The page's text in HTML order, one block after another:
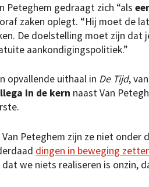
Peteghem gedraagt zich “als
zaken oplegt. “Hij moet de
De doelstelling moet zijn dat
aankondigingspolitiek.”
opvallende uithaal in De Tijd,
in de kern naast Van
Van Peteghem zijn ze niet onder
dingen in beweging
dat we niets realiseren is onzin,